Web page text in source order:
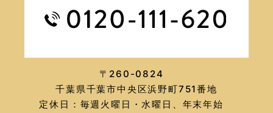
〒260-0824
千葉県千葉市中央区浜野町751番地
定休日：毎週火曜日・水曜日、年末年始